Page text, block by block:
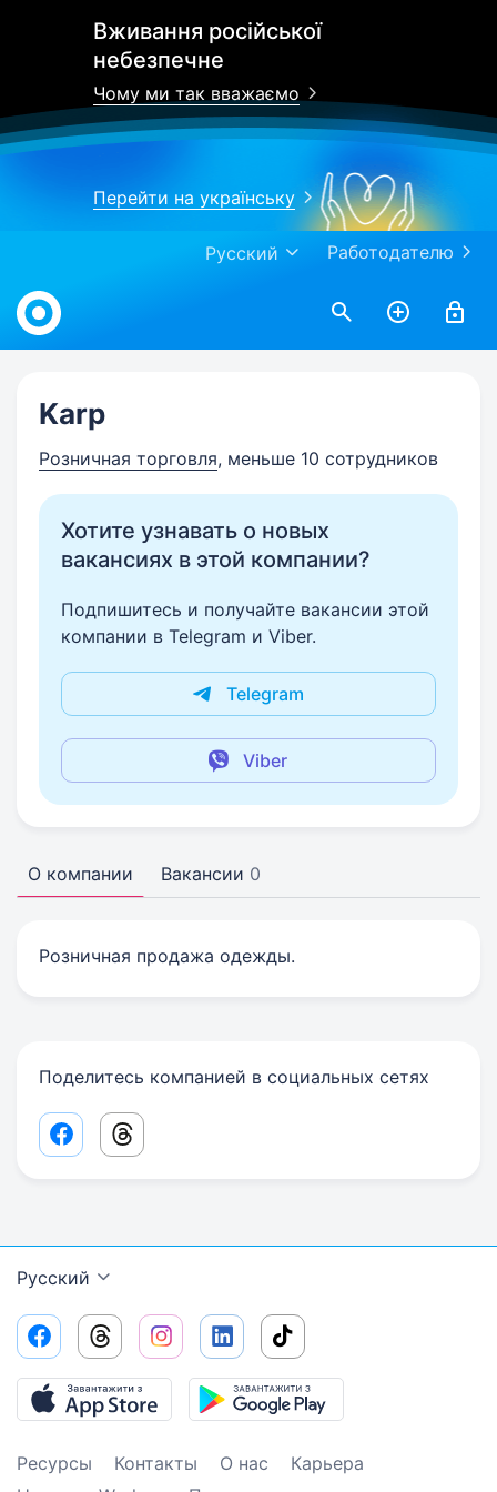
Вживання російської
небезпечне
Чому ми так вважаємо
Перейти на українську
Работодателю
Русский
Work.ua
Karp
Розничная торговля, меньше 10 сотрудников
Хотите узнавать о новых
вакансиях в этой компании?
Подпишитесь и получайте вакансии этой
компании в Telegram и Viber.
Telegram
Viber
О компании Вакансии 0
Розничная продажа одежды.
Поделитесь компанией в социальных сетях
Facebook share link
Threads share link
Русский
Ресурсы Контакты О нас
Карьера